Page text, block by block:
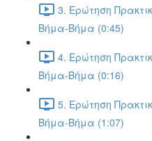
3. Ερώτηση
Βήμα-Βήμα (0:45)
4. Ερώτηση
Βήμα-Βήμα (0:16)
5. Ερώτηση
Βήμα-Βήμα (1:07)